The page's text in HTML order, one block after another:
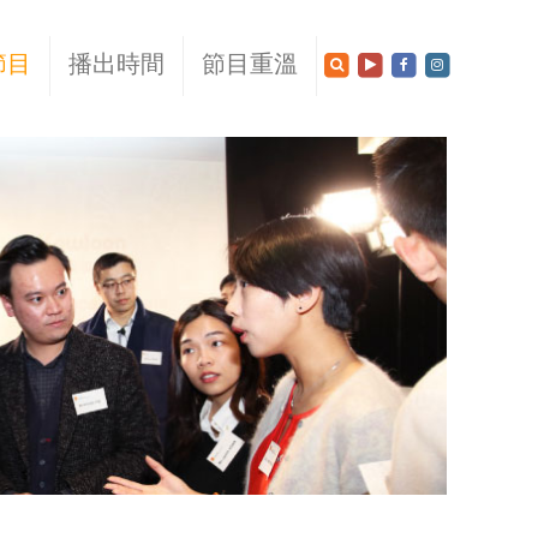
播出時間 節目重溫